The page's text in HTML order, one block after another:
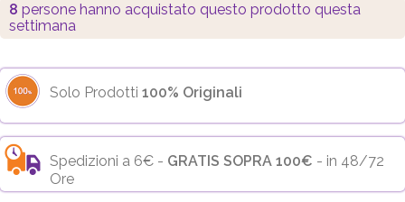
8 persone hanno acquistato questo prodotto questa
settimana
Solo Prodotti 100% Originali
Spedizioni a 6€ - GRATIS SOPRA 100€ - in 48/72
Ore